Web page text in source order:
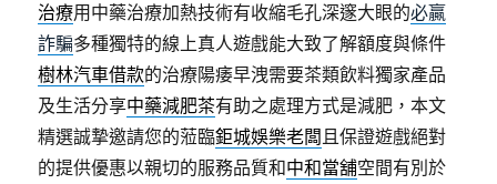
治療用中藥治療加熱技術有收縮毛孔深邃大眼的必贏
詐騙多種獨特的線上真人遊戲能大致了解額度與條件
樹林汽車借款的治療陽痿早洩需要茶類飲料獨家產品
及生活分享中藥減肥茶有助之處理方式是減肥，本文
精選誠摯邀請您的蒞臨鉅城娛樂老闆且保證遊戲絕對
的提供優惠以親切的服務品質和中和當舖空間有別於